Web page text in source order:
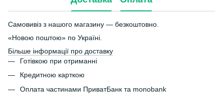
Самовивіз з нашого магазину — безкоштовно.
«Новою поштою» по Україні.
Більше інформації про доставку
Готівкою при отриманні
Кредитною карткою
Оплата частинами ПриватБанк та monobank